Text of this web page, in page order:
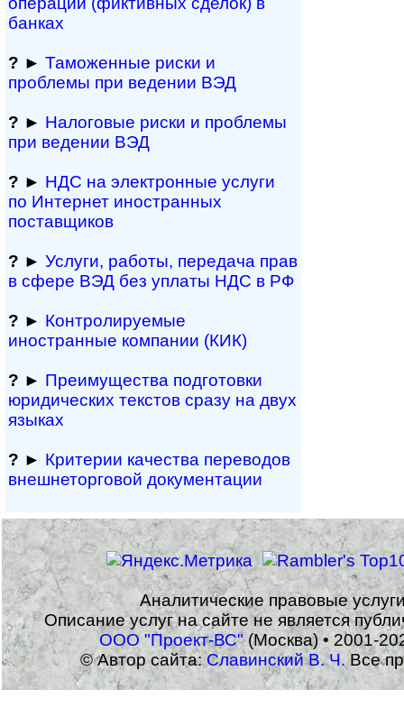
банках
? ► Таможенные риски и
проблемы при ведении ВЭД
? ► Налоговые риски и проблемы
при ведении ВЭД
? ► НДС на электронные услуги
по Интернет иностранных
поставщиков
? ► Услуги, работы, пе­ре­да­ча прав
в сфере ВЭД без уплаты НДС в РФ
? ► Контролируемые
иностранные компании (КИК)
? ► Преимущества под­гото­вки
юри­ди­чес­ких тек­с­тов сразу на двух
языках
? ► Критерии качества переводов
внешне­тор­го­вой документации
Аналитические правовые
Описание услуг на сайте не является
ООО "Проект-ВС"(Москва) • 2001-
© Автор сайта:Славинский В. Ч.Все